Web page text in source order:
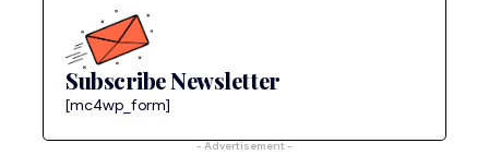
Subscribe Newsletter
[mc4wp_form]
- Advertisement -